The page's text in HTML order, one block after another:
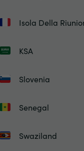
Isola Della
KSA
Slovenia
Senegal
Swaziland